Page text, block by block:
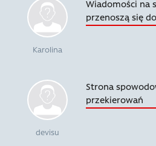
Karolina
Wiadomości na
przenoszą się
devisu
Strona
przekierowań